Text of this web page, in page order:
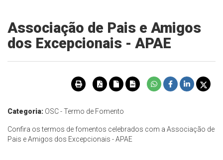
Associação de Pais e Amigos
dos Excepcionais - APAE
Categoria: OSC - Termo de Fomento
Confira os termos de fomentos celebrados com a Associação de
Pais e Amigos dos Excepcionais - APAE